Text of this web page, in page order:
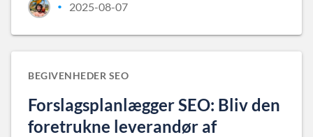
• 2025-08-07
BEGIVENHEDER SEO
Forslagsplanlægger SEO: Bliv den
foretrukne leverandør af